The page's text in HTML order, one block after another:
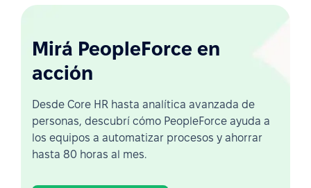
Mirá PeopleForce en
acción
Desde Core HR hasta analítica avanzada de
personas, descubrí cómo PeopleForce ayuda a
los equipos a automatizar procesos y ahorrar
hasta 80 horas al mes.